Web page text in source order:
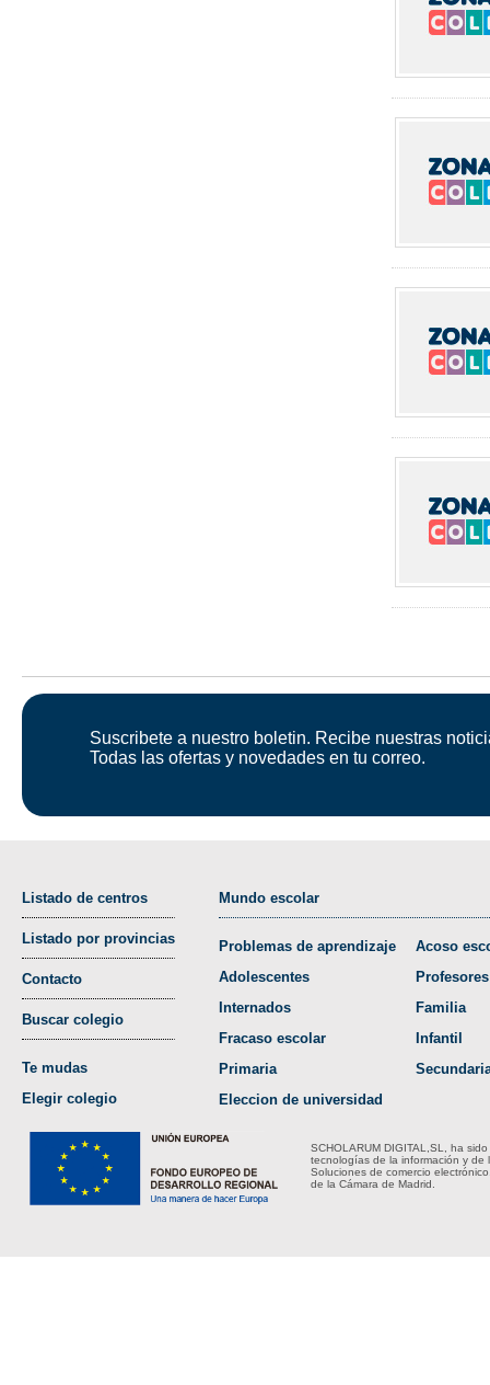
Suscribete a nuestro boletin. Recibe nuestras
Todas las ofertas y novedades en tu correo.
Listado de centros
Listado por provincias
Contacto
Buscar colegio
Te mudas
Elegir colegio
Mundo escolar
Problemas de aprendizaje
Adolescentes
Internados
Fracaso escolar
Primaria
Eleccion de universidad
Acoso
Profesores
Familia
Infantil
SCHOLARUM DIGITAL,SL, ha
tecnologías de la información y de
Soluciones de comercio
de la Cámara de Madrid.